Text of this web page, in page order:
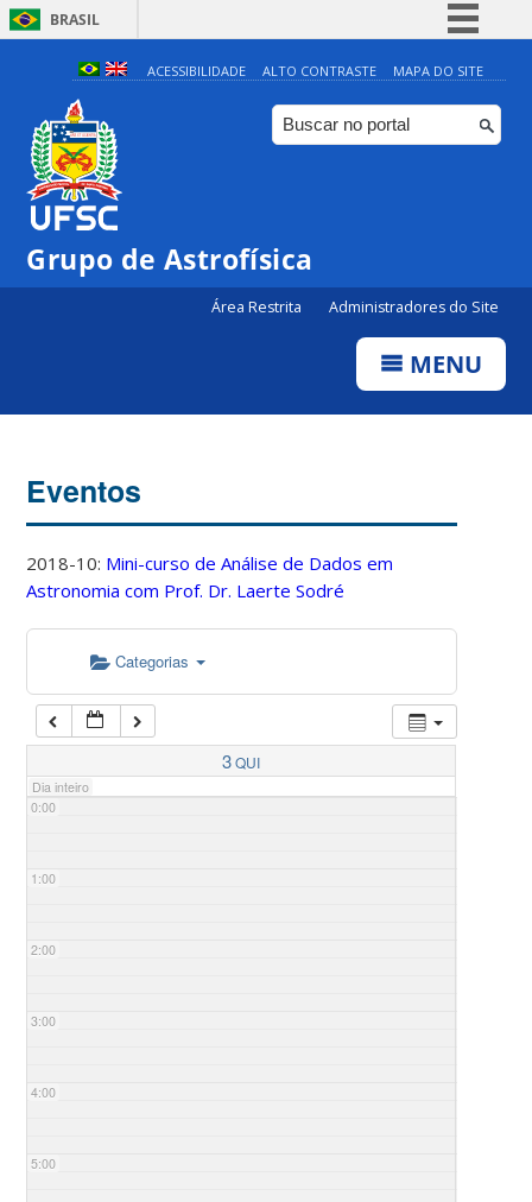
BRASIL
Simplifique!
Comunica BR
Participe
ACESSIBILIDADE ALTO CONTRASTE MAPA DO SITE
Grupo de Astrofísica
Área Restrita Administradores do Site
MENU
Eventos
2018-10: Mini-curso de Análise de Dados em
Astronomia com Prof. Dr. Laerte Sodré
Categorias
3QUI
Dia inteiro
0:00
1:00
2:00
3:00
4:00
5:00